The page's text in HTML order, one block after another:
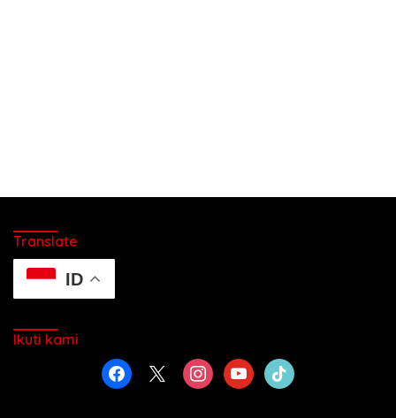
Translate
ID
Ikuti kami
facebook instagramyoutubetiktok